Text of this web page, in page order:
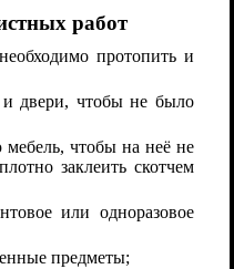
работ
протопить и
и двери, чтобы не было
мебель, чтобы на неё не
заклеить скотчем
или одноразовое
предметы;